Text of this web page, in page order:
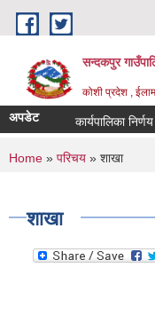
Skip to main content
सन्दकपुर
कोशी प्रदेश ,
अपडेट कार्यपालिका
You are here
Home » परिचय » शाखा
शाखा